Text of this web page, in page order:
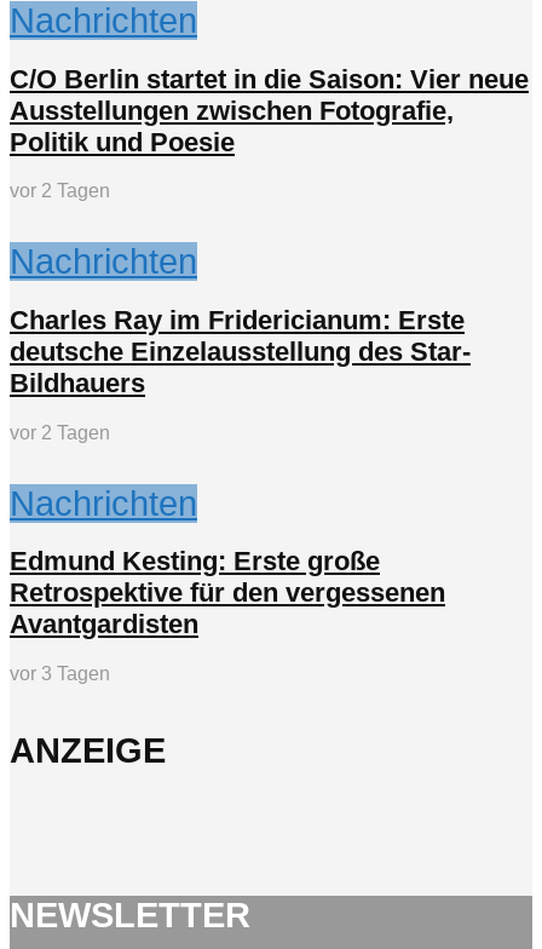
Nachrichten
C/O Berlin startet in die Saison: Vier neue
Ausstellungen zwischen Fotografie,
Politik und Poesie
vor 2 Tagen
Nachrichten
Charles Ray im Fridericianum: Erste
deutsche Einzelausstellung des Star-
Bildhauers
vor 2 Tagen
Nachrichten
Edmund Kesting: Erste große
Retrospektive für den vergessenen
Avantgardisten
vor 3 Tagen
ANZEIGE
NEWSLETTER